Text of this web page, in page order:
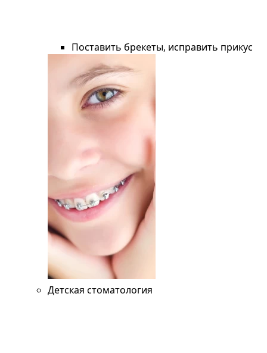
Поставить брекеты, исправить прикус
Детская стоматология